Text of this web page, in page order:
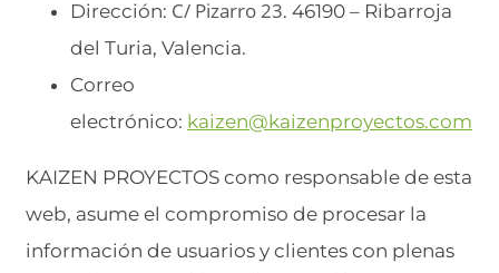
Dirección: C/ Pizarro 23. 46190 – Ribarroja
del Turia, Valencia.
Correo
electrónico: kaizen@kaizenproyectos.com
KAIZEN PROYECTOS como responsable de esta
web, asume el compromiso de procesar la
información de usuarios y clientes con plenas